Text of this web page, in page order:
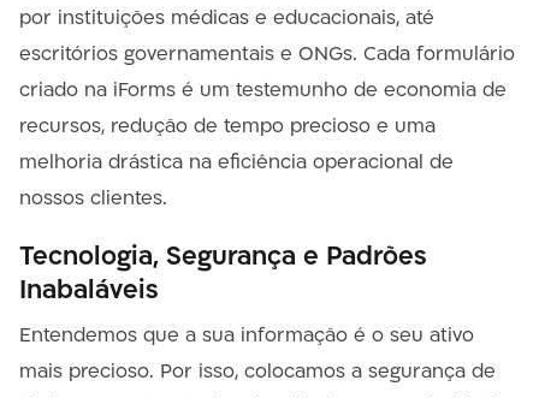
por instituições médicas e educacionais, até
escritórios governamentais e ONGs. Cada formulário
criado na iForms é um testemunho de economia de
recursos, redução de tempo precioso e uma
melhoria drástica na eficiência operacional de
nossos clientes.
Tecnologia, Segurança e Padrões
Inabaláveis
Entendemos que a sua informação é o seu ativo
mais precioso. Por isso, colocamos a segurança de